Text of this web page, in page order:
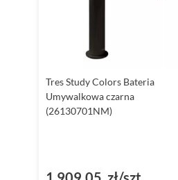
Tres Study Colors Bateria
Umywalkowa czarna
(26130701NM)